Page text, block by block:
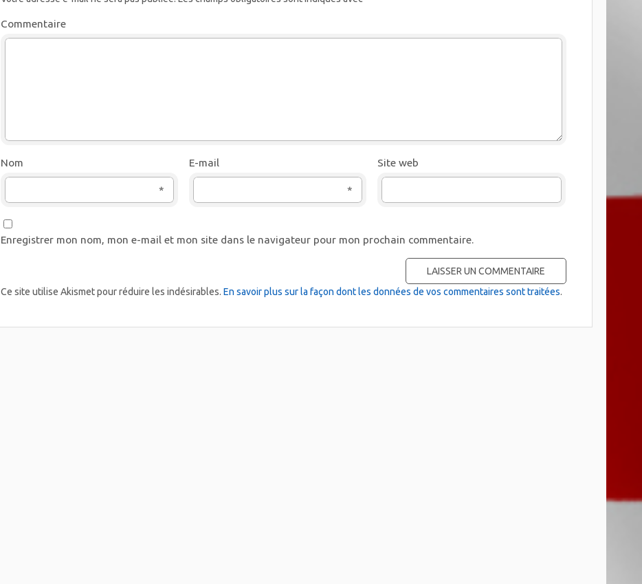
Commentaire
Nom
*
E-mail
*
Site web
Enregistrer mon nom, mon e-mail et mon site dans le navigateur pour mon prochain commentaire.
Ce site utilise Akismet pour réduire les indésirables. En savoir plus sur la façon dont les données de vos commentaires sont traitées.